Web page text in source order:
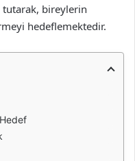
bireylerin
hedeflemektedir.